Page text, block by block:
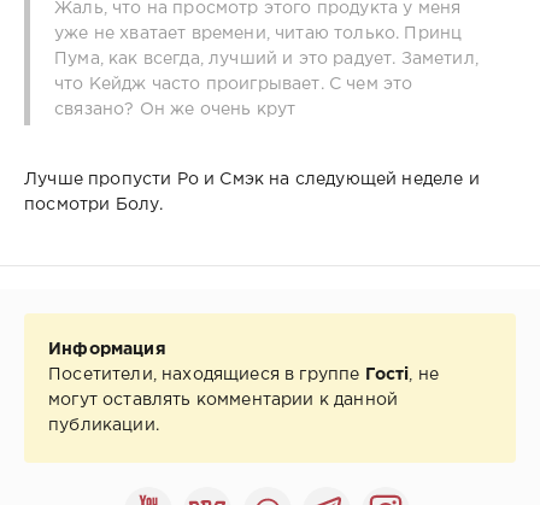
Жаль, что на просмотр этого продукта у меня
уже не хватает времени, читаю только. Принц
Пума, как всегда, лучший и это радует. Заметил,
что Кейдж часто проигрывает. С чем это
связано? Он же очень крут
Лучше пропусти Ро и Смэк на следующей неделе и
посмотри Болу.
Информация
Посетители, находящиеся в группе
Гості , не
могут оставлять комментарии к данной
публикации.